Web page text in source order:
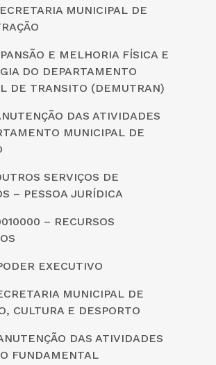
MUNICIPAL DE
E MELHORIA FÍSICA E
DO DEPARTAMENTO
DE TRANSITO (DEMUTRAN)
DAS ATIVIDADES
MUNICIPAL DE
SERVIÇOS DE
– PESSOA JURÍDICA
– RECURSOS
EXECUTIVO
MUNICIPAL DE
CULTURA E DESPORTO
DAS ATIVIDADES
FUNDAMENTAL